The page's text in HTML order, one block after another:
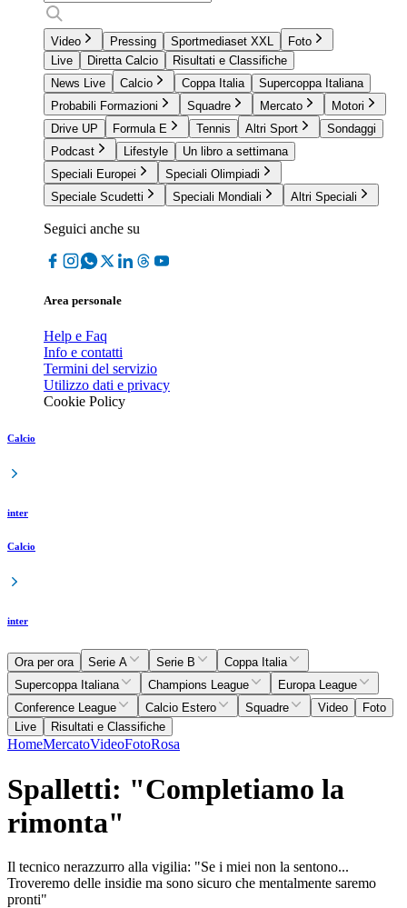
Video Pressing Sportmediaset XXL
Foto
Live
Diretta Calcio
Risultati e Classifiche
News Live
Calcio Coppa Italia
Supercoppa Italiana
Probabili Formazioni
Squadre Mercato
Motori
Drive UP
Formula E Tennis Altri Sport
Sondaggi
Podcast
Lifestyle
Un libro a settimana
Speciali Europei
Speciali Olimpiadi
Speciale Scudetti
Speciali Mondiali Altri Speciali
Seguici anche su
Area personale
Help e Faq
Info e contatti
Termini del servizio
Utilizzo dati e privacy
Cookie Policy
Calcio
inter
Calcio
inter
Ora per ora Serie A Serie B
Coppa Italia
Supercoppa Italiana
Champions League
Europa League
Conference League
Calcio Estero Squadre Video
Foto
Live
Risultati e Classifiche
HomeMercatoVideoFotoRosa
Spalletti: "Completiamo la
rimonta"
Il tecnico nerazzurro alla vigilia: "Se i miei non la sentono...
Troveremo delle insidie ma sono sicuro che mentalmente saremo
pronti"